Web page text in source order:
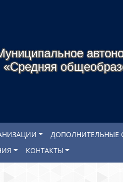
«Средняя
ДОПОЛНИТЕЛЬНЫЕ
КОНТАКТЫ